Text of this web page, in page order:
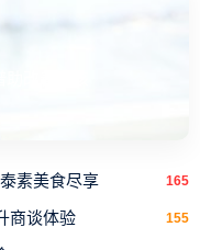
改善干咳
素美食尽享 165
商谈体验 155